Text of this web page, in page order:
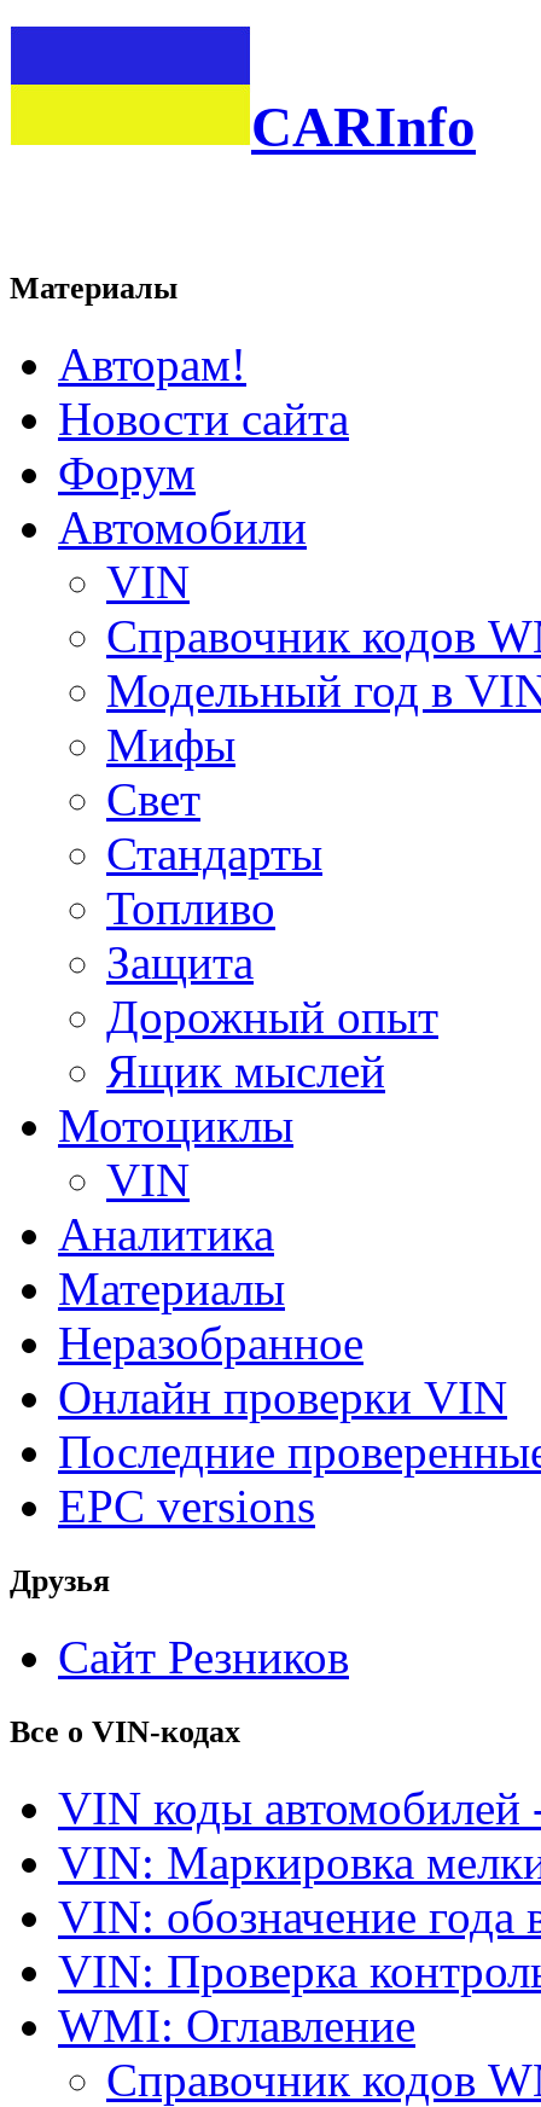
CARInfo
Материалы
Авторам!
Новости сайта
Форум
Автомобили
VIN
Справочник кодов
Модельный год в
Мифы
Свет
Стандарты
Топливо
Защита
Дорожный опыт
Ящик мыслей
Мотоциклы
VIN
Аналитика
Материалы
Неразобранное
Онлайн проверки VIN
Последние
EPC versions
Друзья
Сайт Резников
Все о VIN-кодах
VIN коды автомобилей
VIN: Маркировка
VIN: обозначение года
VIN: Проверка
WMI: Оглавление
Справочник кодов